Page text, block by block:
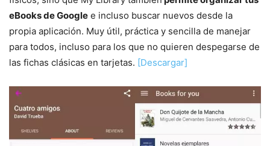
eBooks de Google e incluso buscar nuevos desde la
propia aplicación. Muy útil, práctica y sencilla de manejar
para todos, incluso para los que no quieren despegarse de
las fichas clásicas en tarjetas. [Descargar]